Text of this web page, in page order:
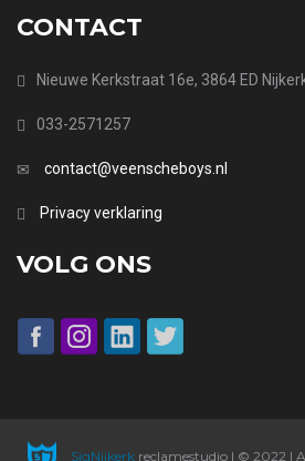
CONTACT
Nieuwe Kerkstraat 16e, 3864 ED
033-2571257
contact@veenscheboys.nl
Privacy verklaring
VOLG ONS
SigNijkerkreclamestudio | © 2022 |